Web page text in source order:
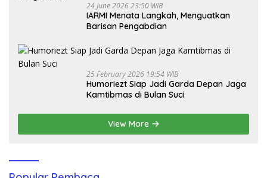
24 June 2026 23:50 WIB
IARMI Menata Langkah, Menguatkan
Barisan Pengabdian
25 February 2026 19:54 WIB
Humoriezt Siap Jadi Garda Depan Jaga
Kamtibmas di Bulan Suci
View More